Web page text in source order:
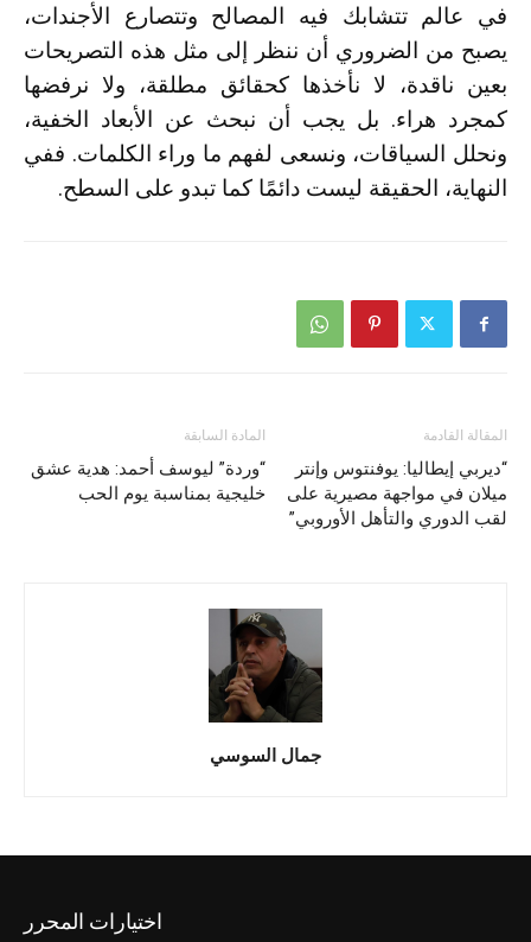
في عالم تتشابك فيه المصالح وتتصارع الأجندات،
يصبح من الضروري أن ننظر إلى مثل هذه التصريحات
بعين ناقدة، لا نأخذها كحقائق مطلقة، ولا نرفضها
كمجرد هراء. بل يجب أن نبحث عن الأبعاد الخفية،
ونحلل السياقات، ونسعى لفهم ما وراء الكلمات. ففي
النهاية، الحقيقة ليست دائمًا كما تبدو على السطح.
المادة السابقة
“وردة” ليوسف أحمد: هدية عشق
خليجية بمناسبة يوم الحب
المقالة القادمة
“ديربي إيطاليا: يوفنتوس وإنتر
ميلان في مواجهة مصيرية على
لقب الدوري والتأهل الأوروبي”
جمال السوسي
اختيارات المحرر